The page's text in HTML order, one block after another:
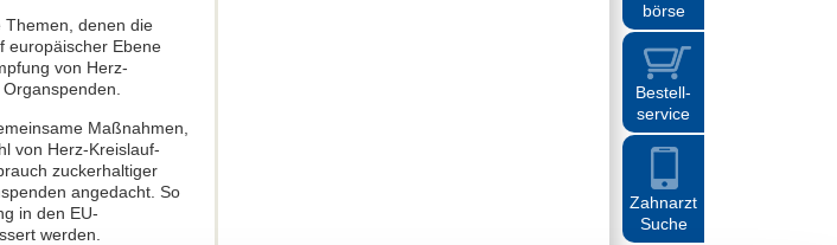
börse
Bestell-
service
Zahnarzt
Suche
Themen, denen die
europäischer Ebene
von Herz-
Maßnahmen,
von Herz-Kreislauf-
zuckerhaltiger
angedacht. So
in den EU-
werden.